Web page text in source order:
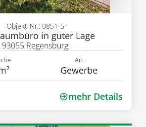
in guter Lage
Objekt-Nr.: 0851-5
93055 Regensburg
Art
Gewerbe
mehr Details